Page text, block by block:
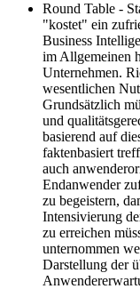
Round Table -
"kostet" ein
Business
im Allgemeinen
Unternehmen.
wesentlichen
Grundsätzlich
und
basierend auf
faktenbasiert
auch
Endanwender
zu begeistern,
Intensivierung
zu erreichen
unternommen
Darstellung der